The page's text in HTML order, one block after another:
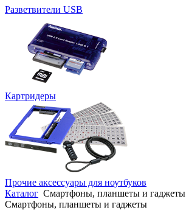
Разветвители USB
Картридеры
Прочие аксессуары для ноутбуков
Каталог Смартфоны, планшеты и гаджеты
Смартфоны, планшеты и гаджеты